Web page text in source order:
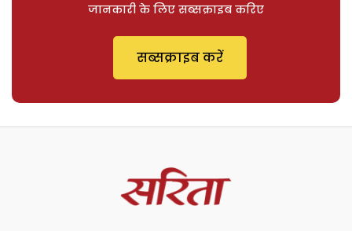
जानकारी के लिए सब्सक्राइब करिए
सब्सक्राइब करें